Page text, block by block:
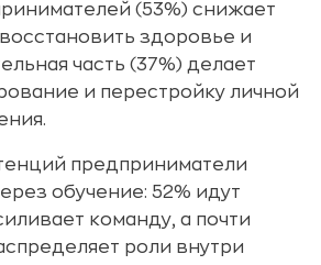
(53%) снижает
здоровье и
часть (37%) делает
и перестройку личной
предприниматели
обучение: 52% идут
команду, а почти
роли внутри